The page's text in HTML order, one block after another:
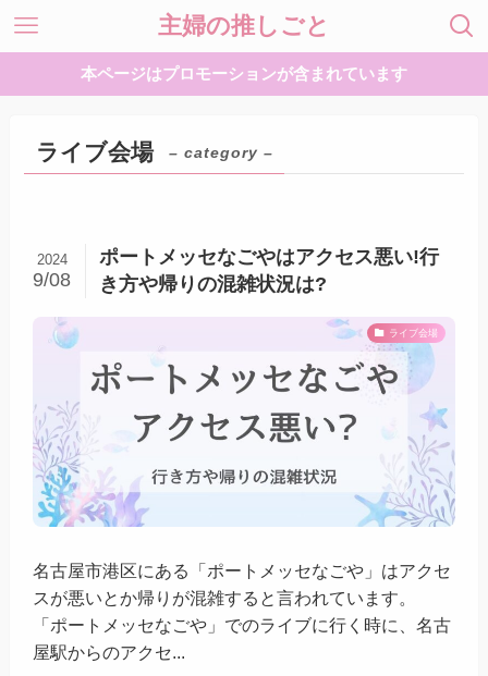
主婦の推しごと
本ページはプロモーションが含まれています
ライブ会場 – category –
ポートメッセなごやはアクセス悪い!行
き方や帰りの混雑状況は?
2024
9/08
ライブ会場
名古屋市港区にある「ポートメッセなごや」はアクセ
スが悪いとか帰りが混雑すると言われています。
「ポートメッセなごや」でのライブに行く時に、名古
屋駅からのアクセ...